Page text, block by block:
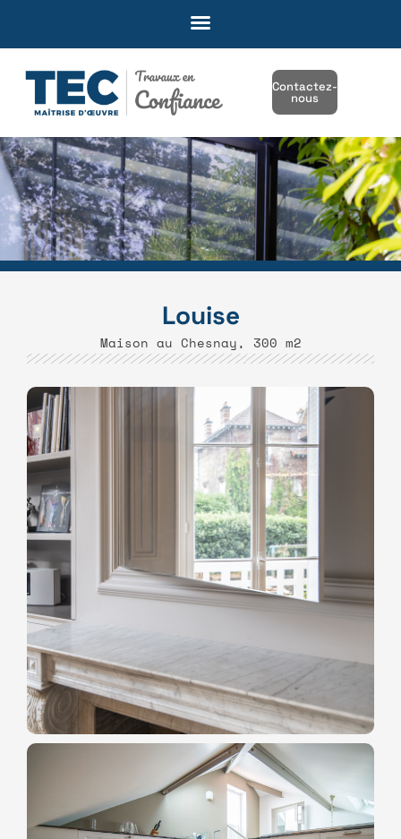
Contactez-
nous
Louise
Maison au Chesnay, 300 m2